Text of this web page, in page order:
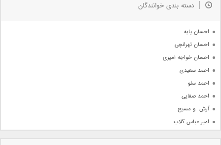
جدیدترین ها
دسته بندی خوانندگان
احسان پایه
احسان تهرانچی
احسان خواجه امیری
احمد سعیدی
احمد سلو
احمد صفایی
آرش  و مسیح
امیر عباس گلاب